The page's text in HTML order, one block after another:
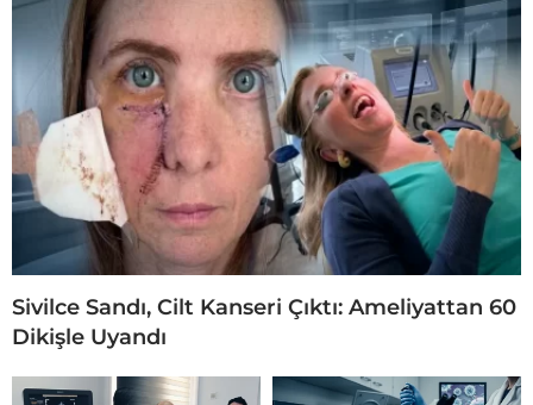
Sivilce Sandı, Cilt Kanseri Çıktı: Ameliyattan 60
Dikişle Uyandı